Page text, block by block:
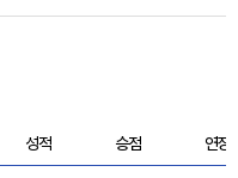
성적 승점 연장